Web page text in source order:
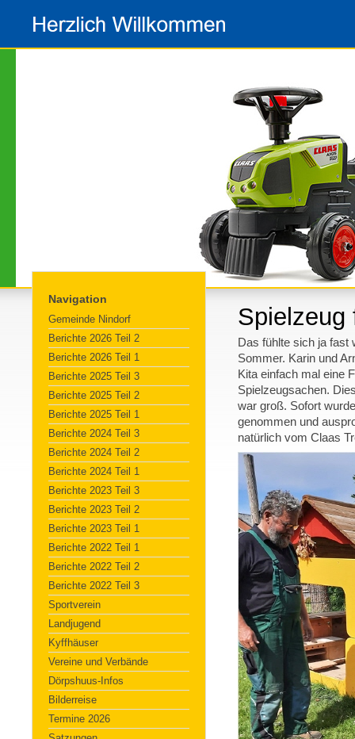
Navigation
Gemeinde Nindorf
Berichte 2026 Teil 2
Berichte 2026 Teil 1
Berichte 2025 Teil 3
Berichte 2025 Teil 2
Berichte 2025 Teil 1
Berichte 2024 Teil 3
Berichte 2024 Teil 2
Berichte 2024 Teil 1
Berichte 2023 Teil 3
Berichte 2023 Teil 2
Berichte 2023 Teil 1
Berichte 2022 Teil 1
Berichte 2022 Teil 2
Berichte 2022 Teil 3
Sportverein
Landjugend
Kyffhäuser
Vereine und Verbände
Dörpshuus-Infos
Bilderreise
Termine 2026
Spielzeug
Das fühlte sich ja fast
Sommer. Karin und
Kita einfach mal eine
Spielzeugsachen.
war groß. Sofort
genommen und
natürlich vom Claas